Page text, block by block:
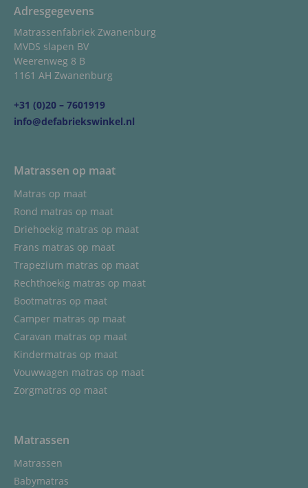
Adresgegevens
Matrassenfabriek Zwanenburg
MVDS slapen BV
Weerenweg 8 B
1161 AH Zwanenburg
+31 (0)20 – 7601919
info@defabriekswinkel.nl
Matrassen op maat
Matras op maat
Rond matras op maat
Driehoekig matras op maat
Frans matras op maat
Trapezium matras op maat
Rechthoekig matras op maat
Bootmatras op maat
Camper matras op maat
Caravan matras op maat
Kindermatras op maat
Vouwwagen matras op maat
Zorgmatras op maat
Matrassen
Matrassen
Babymatras